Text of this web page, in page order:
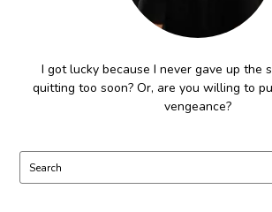
I got lucky because I never gave up the
quitting too soon? Or, are you willing to
vengeance?